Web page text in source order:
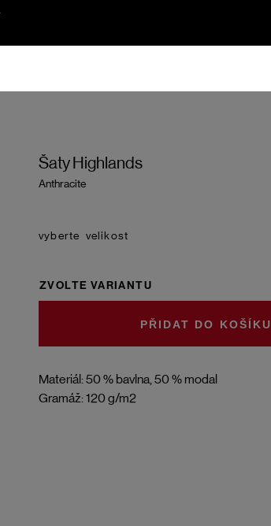
Šaty Highlands
Anthracite
Materiál: 50 % bavlna, 50 % modal
Gramáž: 120 g/m2
velikost
ZVOLTE VARIANTU
DO KOŠÍKU